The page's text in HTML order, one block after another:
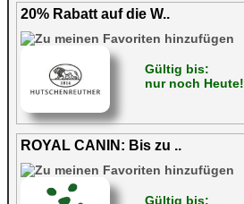
20% Rabatt auf die W..
Gültig bis:
nur noch Heute!
ROYAL CANIN: Bis zu ..
Gültig bis: